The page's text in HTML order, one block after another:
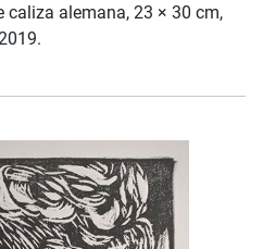
caliza alemana, 23 × 30 cm,